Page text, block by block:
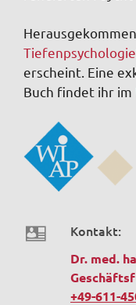
erscheint. Eine
Buch findet ihr im
Kontakt:
Dr. med.
+49-611-